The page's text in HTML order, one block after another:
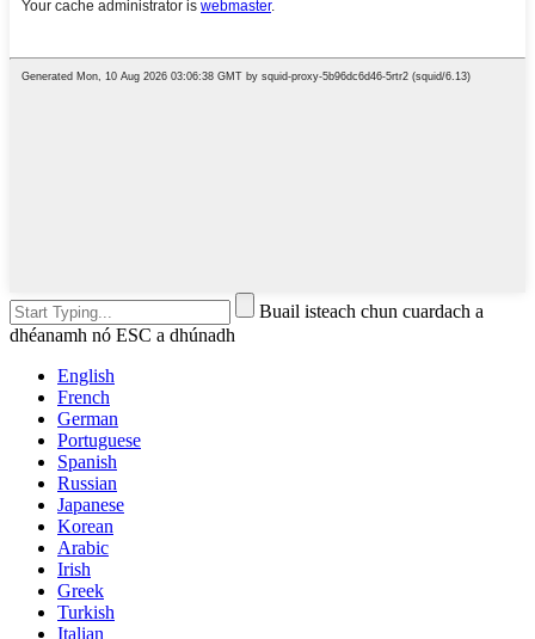
Buail isteach chun cuardach a
dhéanamh nó ESC a dhúnadh
English
French
German
Portuguese
Spanish
Russian
Japanese
Korean
Arabic
Irish
Greek
Turkish
Italian